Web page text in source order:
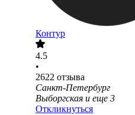
Контур
4.5
•
2622 отзыва
Санкт-Петербург
Выборгская и еще 3
Откликнуться